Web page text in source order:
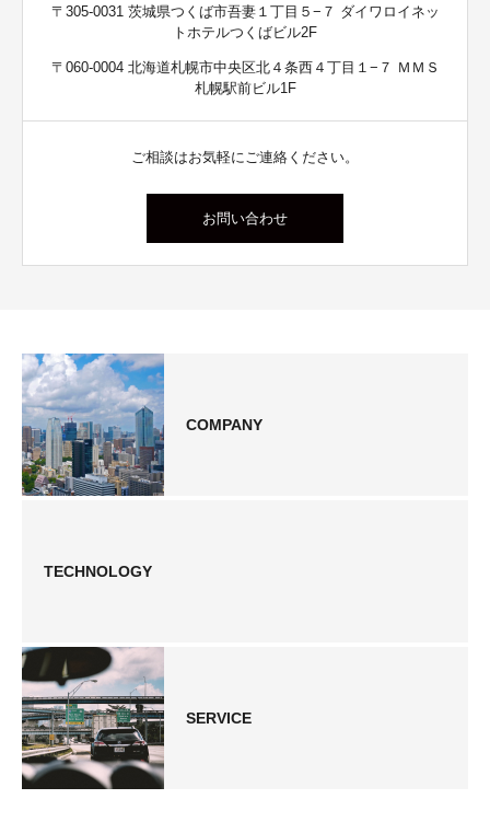
〒305-0031 茨城県つくば市吾妻１丁目５−７ ダイワロイネッ
トホテルつくばビル2F
〒060-0004 北海道札幌市中央区北４条西４丁目１−７ ＭＭＳ
札幌駅前ビル1F
ご相談はお気軽にご連絡ください。
お問い合わせ
COMPANY
TECHNOLOGY
SERVICE